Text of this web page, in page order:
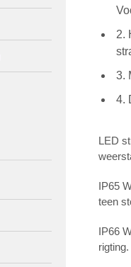
2.
3.
4.
LED
IP65
teen
IP66